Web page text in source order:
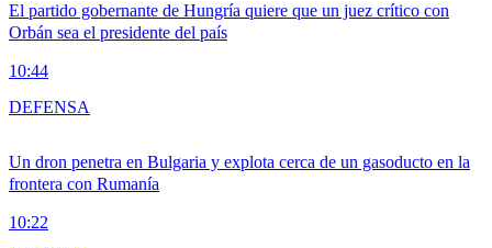
El partido gobernante de Hungría quiere que un juez crítico con
Orbán sea el presidente del país
10:44
Un dron penetra en Bulgaria y explota cerca de un gasoducto en la
frontera con Rumanía
10:22
DEFENSA